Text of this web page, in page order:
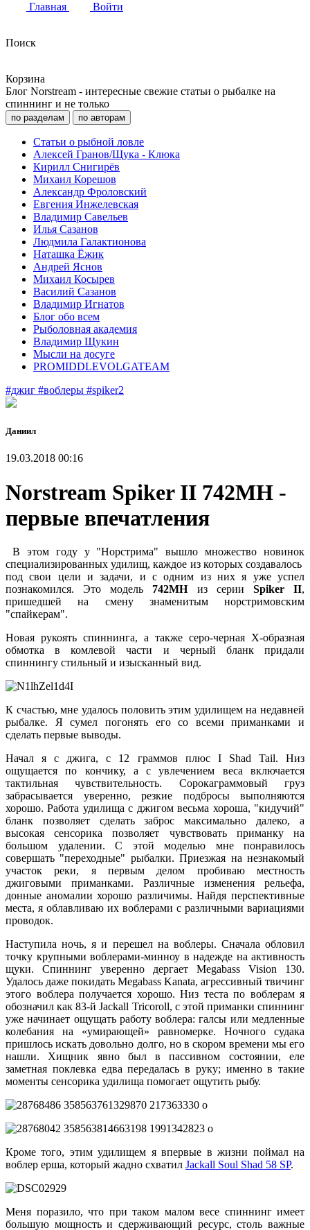
Главная Войти
Поиск
Корзина
Блог Norstream - интересные свежие статьи о рыбалке на
спиннинг и не только
по разделам по авторам
Статьи о рыбной ловле
Алексей Гранов/Щука - Клюка
Кирилл Снигирёв
Михаил Корешов
Александр Фроловский
Евгения Инжелевская
Владимир Савельев
Илья Сазанов
Людмила Галактионова
Наташка Ёжик
Андрей Яснов
Михаил Косырев
Василий Сазанов
Владимир Игнатов
Блог обо всем
Рыболовная академия
Владимир Щукин
Мысли на досуге
PROMIDDLEVOLGATEAM
#джиг #воблеры #spiker2
Даниил
19.03.2018 00:16
Norstream Spiker II 742MH -
первые впечатления
В этом году у "Норстрима" вышло множество новинок
специализированных удилищ, каждое из которых создавалось
под свои цели и задачи, и с одним из них я уже успел
познакомился. Это модель 742MHиз серии Spiker II,
пришедшей на смену знаменитым норстримовским
"спайкерам".
Новая рукоять спиннинга, а также серо-черная X-образная
обмотка в комлевой части и черный бланк придали
спиннингу стильный и изысканный вид.
К счастью, мне удалось половить этим удилищем на недавней
рыбалке. Я сумел погонять его со всеми приманками и
сделать первые выводы.
Начал я с джига, с 12 граммов плюс I Shad Tail. Низ
ощущается по кончику, а с увлечением веса включается
тактильная чувствительность. Сорокаграммовый груз
забрасывается уверенно, резкие подбросы выполняются
хорошо. Работа удилища с джигом весьма хороша, "кидучий"
бланк позволяет сделать заброс максимально далеко, а
высокая сенсорика позволяет чувствовать приманку на
большом удалении. С этой моделью мне понравилось
совершать "переходные" рыбалки. Приезжая на незнакомый
участок реки, я первым делом пробиваю местность
джиговыми приманками. Различные изменения рельефа,
донные аномалии хорошо различимы. Найдя перспективные
места, я облавливаю их воблерами с различными вариациями
проводок.
Наступила ночь, я и перешел на воблеры. Сначала обловил
точку крупными воблерами-минноу в надежде на активность
щуки. Спиннинг уверенно дергает Megabass Vision 130.
Удалось даже покидать Megabass Kanata, агрессивный твичинг
этого воблера получается хорошо. Низ теста по воблерам я
обозначил как 83-й Jackall Tricoroll, с этой приманки спиннинг
уже начинает ощущать работу воблера: галсы или медленные
колебания на «умирающей» равномерке. Ночного судака
пришлось искать довольно долго, но в скором времени мы его
нашли. Хищник явно был в пассивном состоянии, еле
заметная поклевка едва передалась в руку; именно в такие
моменты сенсорика удилища помогает ощутить рыбу.
Кроме того, этим удилищем я впервые в жизни поймал на
воблер ерша, который жадно схватил Jackall Soul Shad 58 SP.
Меня поразило, что при таком малом весе спиннинг имеет
большую мощность и сдерживающий ресурс, столь важные